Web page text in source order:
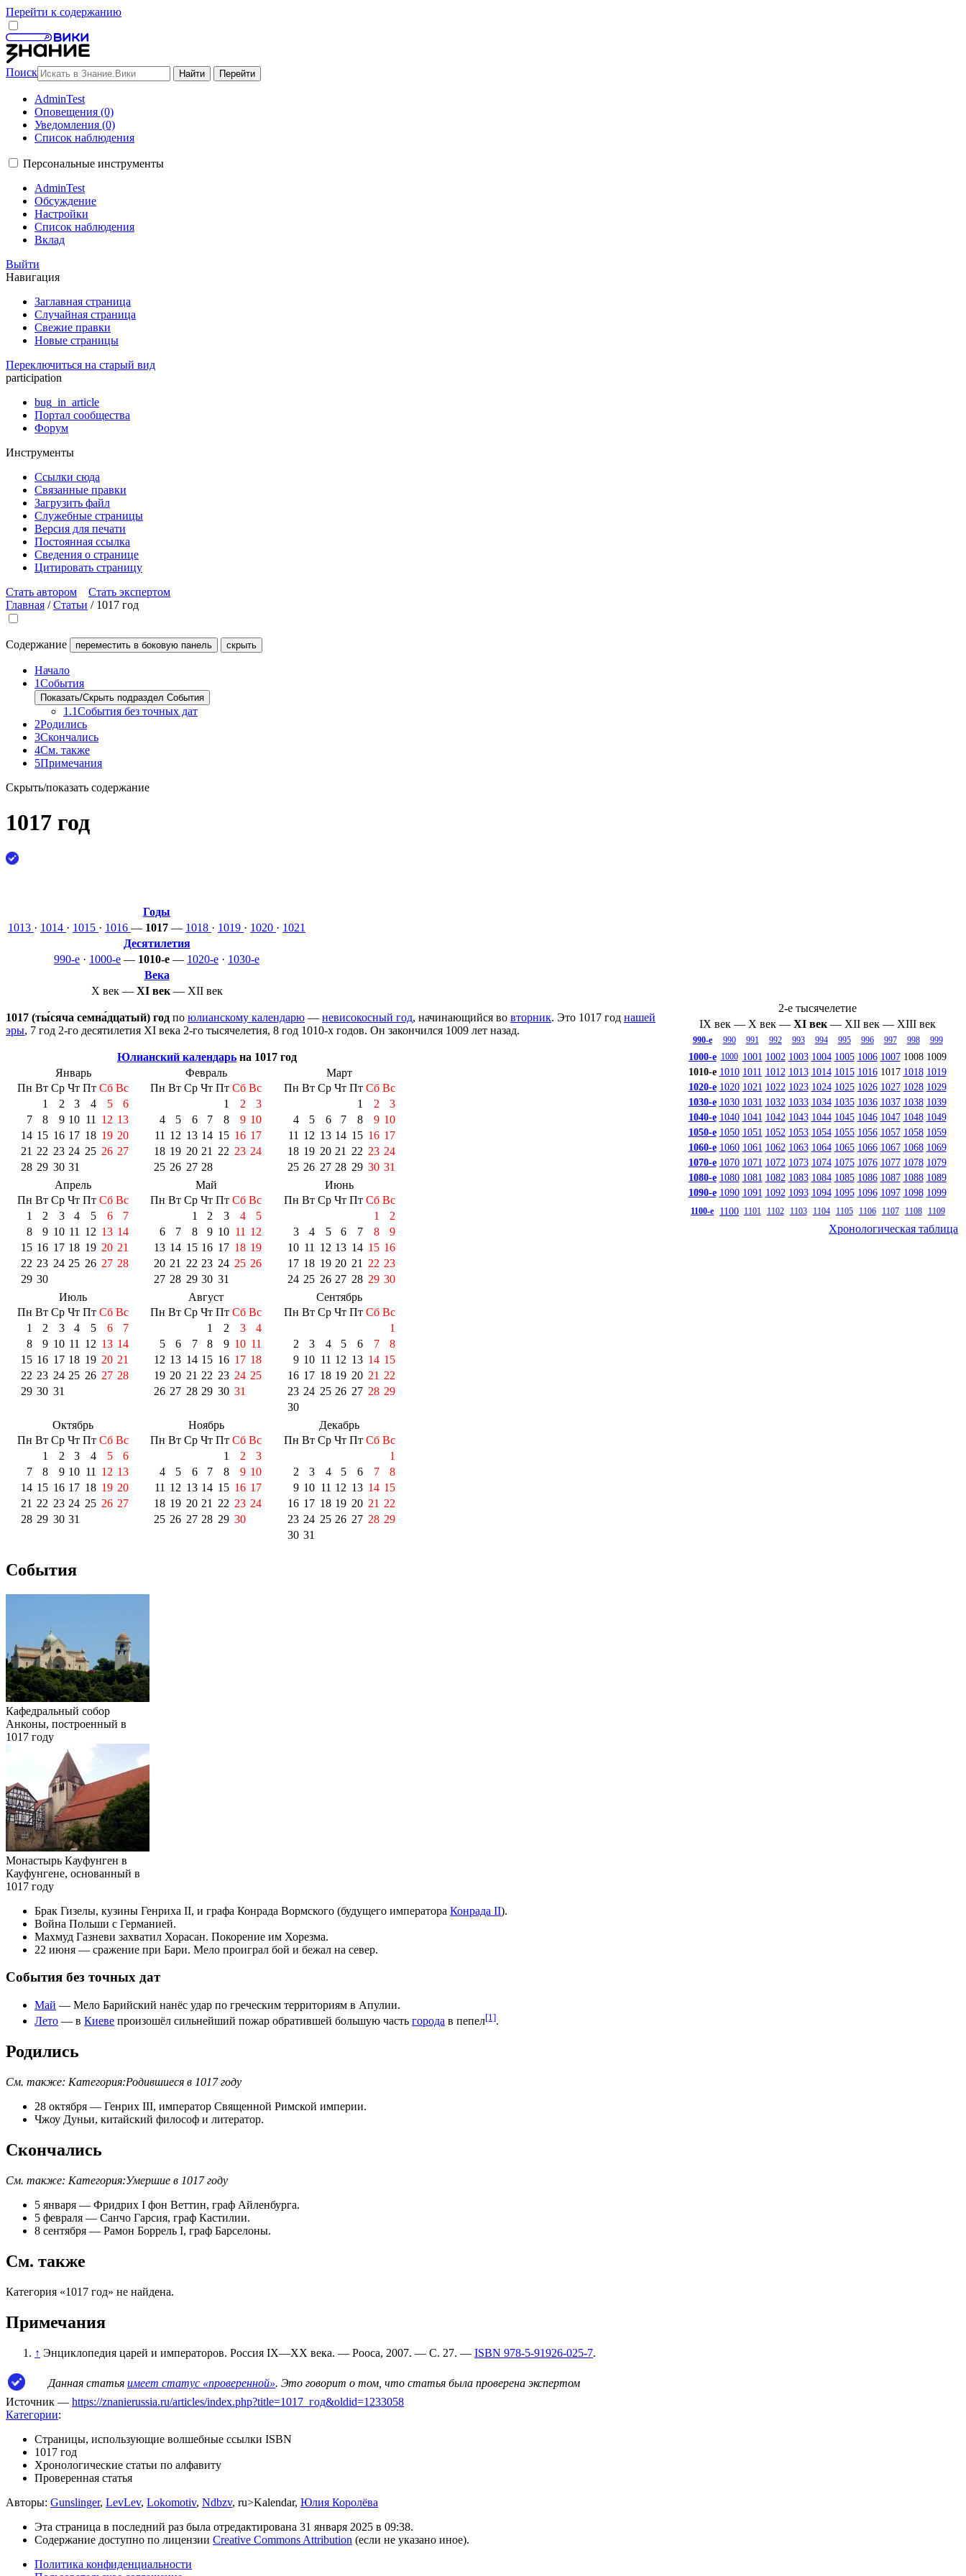
Перейти к содержанию
Поиск
AdminTest
Оповещения (0)
Уведомления (0)
Список наблюдения
Персональные инструменты
AdminTest
Обсуждение
Настройки
Список наблюдения
Вклад
Выйти
Навигация
Заглавная страница
Случайная страница
Свежие правки
Новые страницы
Переключиться на старый вид
participation
bug_in_article
Портал сообщества
Форум
Инструменты
Ссылки сюда
Связанные правки
Загрузить файл
Служебные страницы
Версия для печати
Постоянная ссылка
Сведения о странице
Цитировать страницу
Стать автором
Стать экспертом
Главная /Статьи / 1017 год
Содержание переместить в боковую панель скрыть
Начало
1События
Показать/Скрыть подраздел События
1.1События без точных дат
2Родились
3Скончались
4См. также
5Примечания
Скрыть/показать содержание
1017 год
Годы
1013 · 1014 · 1015 · 1016 — 1017 — 1018 · 1019 · 1020 · 1021
Десятилетия
990-е · 1000-е — 1010-е — 1020-е · 1030-е
Века
X век— XI век— XII век
2-е тысячелетие
IX век— X век— XI век— XII век— XIII век
990-е 990 991 992 993 994 995 996 997 998 999
1000-е 1000 1001 1002 1003 1004 1005 1006 1007 1008 1009
1010-е 1010 1011 1012 1013 1014 1015 1016 1017 1018 1019
1020-е 1020 1021 1022 1023 1024 1025 1026 1027 1028 1029
1030-е 1030 1031 1032 1033 1034 1035 1036 1037 1038 1039
1040-е 1040 1041 1042 1043 1044 1045 1046 1047 1048 1049
1050-е 1050 1051 1052 1053 1054 1055 1056 1057 1058 1059
1060-е 1060 1061 1062 1063 1064 1065 1066 1067 1068 1069
1070-е 1070 1071 1072 1073 1074 1075 1076 1077 1078 1079
1080-е 1080 1081 1082 1083 1084 1085 1086 1087 1088 1089
1090-е 1090 1091 1092 1093 1094 1095 1096 1097 1098 1099
1100-е 1100 1101 1102 1103 1104 1105 1106 1107 1108 1109
Хронологическая таблица
1017 (ты́сяча семна́дцатый) год по юлианскому календарю — невисокосный год, начинающийся во вторник. Это 1017 год нашей
эры, 7 год 2-го десятилетия XI века 2-го тысячелетия, 8 год 1010-х годов. Он закончился 1009 лет назад.
Юлианский календарь на 1017 год
Январь
Пн Вт Ср Чт Пт Сб Вс
1
2 3 4 5
6
7
8 9 10 11 12 13
14 15 16 17 18 19 20
21 22 23 24 25 26 27
28 29 30 31
Февраль
Пн Вт Ср Чт Пт Сб Вс
1
2
3
4
5 6 7 8 9 10
11 12 13 14 15 16 17
18 19 20 21 22 23 24
25 26 27 28
Март
Пн Вт Ср Чт Пт Сб Вс
1
2
3
4
5 6 7 8 9 10
11 12 13 14 15 16 17
18 19 20 21 22 23 24
25 26 27 28 29 30 31
Апрель
Пн Вт Ср Чт Пт Сб Вс
1
2 3 4 5 6
7
8
9 10 11 12 13 14
15 16 17 18 19 20 21
22 23 24 25 26 27 28
29 30
Май
Пн Вт Ср Чт Пт Сб Вс
1
2 3 4
5
6
7 8 9 10 11 12
13 14 15 16 17 18 19
20 21 22 23 24 25 26
27 28 29 30 31
Июнь
Пн Вт Ср Чт Пт Сб Вс
1
2
3
4 5 6 7 8
9
10 11 12 13 14 15 16
17 18 19 20 21 22 23
24 25 26 27 28 29 30
Июль
Пн Вт Ср Чт Пт Сб Вс
1
2 3 4 5 6
7
8
9 10 11 12 13 14
15 16 17 18 19 20 21
22 23 24 25 26 27 28
29 30 31
Август
Пн Вт Ср Чт Пт Сб Вс
1
2 3
4
5
6 7 8 9 10 11
12 13 14 15 16 17 18
19 20 21 22 23 24 25
26 27 28 29 30 31
Сентябрь
Пн Вт Ср Чт Пт Сб Вс
1
2
3 4 5 6 7
8
9 10 11 12 13 14 15
16 17 18 19 20 21 22
23 24 25 26 27 28 29
30
Октябрь
Пн Вт Ср Чт Пт Сб Вс
1
2 3 4 5
6
7
8 9 10 11 12 13
14 15 16 17 18 19 20
21 22 23 24 25 26 27
28 29 30 31
Ноябрь
Пн Вт Ср Чт Пт Сб Вс
1
2
3
4
5 6 7 8 9 10
11 12 13 14 15 16 17
18 19 20 21 22 23 24
25 26 27 28 29 30
Декабрь
Пн Вт Ср Чт Пт Сб Вс
1
2
3 4 5 6 7
8
9 10 11 12 13 14 15
16 17 18 19 20 21 22
23 24 25 26 27 28 29
30 31
События
Кафедральный собор
Анконы, построенный в
1017 году
Монастырь Кауфунген в
Кауфунгене, основанный в
1017 году
Брак Гизелы, кузины Генриха II, и графа Конрада Вормского (будущего императора Конрада II).
Война Польши с Германией.
Махмуд Газневи захватил Хорасан. Покорение им Хорезма.
22 июня — сражение при Бари. Мело проиграл бой и бежал на север.
События без точных дат
Май — Мело Барийский нанёс удар по греческим территориям в Апулии.
Лето — в Киеве произошёл сильнейший пожар обратившей большую часть города в пепел[1].
Родились
См. также: Категория:Родившиеся в 1017 году
28 октября — Генрих III, император Священной Римской империи.
Чжоу Дуньи, китайский философ и литератор.
Скончались
См. также: Категория:Умершие в 1017 году
5 января — Фридрих I фон Веттин, граф Айленбурга.
5 февраля — Санчо Гарсия, граф Кастилии.
8 сентября — Рамон Боррель I, граф Барселоны.
См. также
Категория «1017 год» не найдена.
Примечания
↑ Энциклопедия царей и императоров. Россия IX—XX века. — Рооса, 2007. — С. 27. — ISBN 978-5-91926-025-7.
Данная статья имеет статус «проверенной». Это говорит о том, что статья была проверена экспертом
Источник — https://znanierussia.ru/articles/index.php?title=1017_год&oldid=1233058
Категории:
Страницы, использующие волшебные ссылки ISBN
1017 год
Хронологические статьи по алфавиту
Проверенная статья
Авторы: Gunslinger, LevLev, Lokomotiv, Ndbzv, ru>Kalendar, Юлия Королёва
Эта страница в последний раз была отредактирована 31 января 2025 в 09:38.
Содержание доступно по лицензии Creative Commons Attribution (если не указано иное).
Политика конфиденциальности